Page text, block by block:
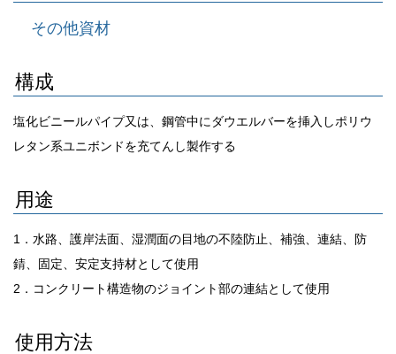
その他資材
構成
塩化ビニールパイプ又は、鋼管中にダウエルバーを挿入しポリウ
レタン系ユニボンドを充てんし製作する
用途
1．水路、護岸法面、湿潤面の目地の不陸防止、補強、連結、防
錆、固定、安定支持材として使用
2．コンクリート構造物のジョイント部の連結として使用
使用方法